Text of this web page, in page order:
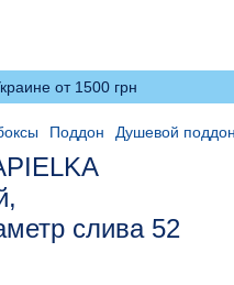
от 1500 грн
Поддон Душевой
слива 52